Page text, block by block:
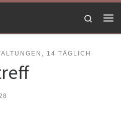
Search
14 TÄGLICH